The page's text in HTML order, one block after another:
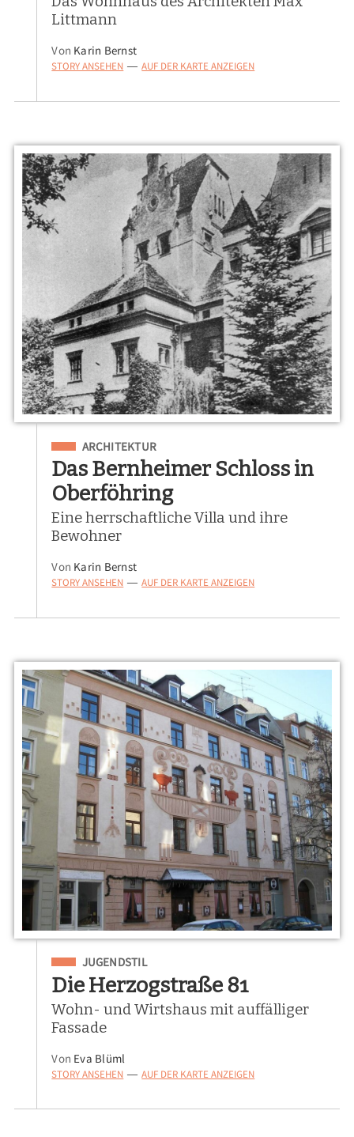
Littmann
Von Karin Bernst
STORY ANSEHEN — AUF DER KARTE ANZEIGEN
Eingeordnet unter
ARCHITEKTUR
Das Bernheimer Schloss in
Oberföhring
Eine herrschaftliche Villa und ihre
Bewohner
Von Karin Bernst
STORY ANSEHEN — AUF DER KARTE ANZEIGEN
Eingeordnet unter
JUGENDSTIL
Die Herzogstraße 81
Wohn- und Wirtshaus mit auffälliger
Fassade
Von Eva Blüml
STORY ANSEHEN — AUF DER KARTE ANZEIGEN